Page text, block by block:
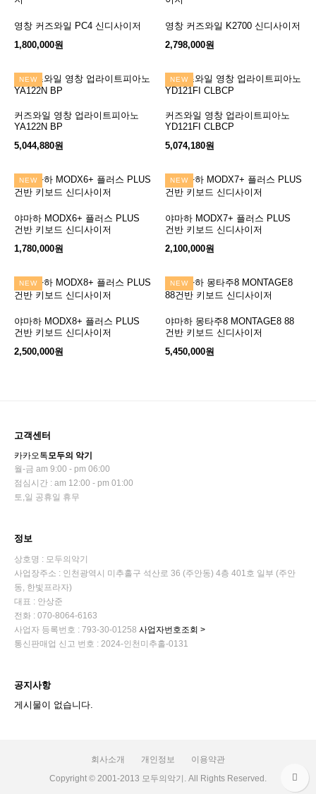
장바구니
영창 커즈와일 PC4 신디사이저
1,800,000원
장바구니
영창 커즈와일 K2700 신디사이저
2,798,000원
장바구니
NEW
커즈와일 영창 업라이트피아노
YA122N BP
5,044,880원
장바구니
NEW
커즈와일 영창 업라이트피아노
YD121FI CLBCP
5,074,180원
장바구니
NEW
야마하 MODX6+ 플러스 PLUS
건반 키보드 신디사이저
1,780,000원
장바구니
NEW
야마하 MODX7+ 플러스 PLUS
건반 키보드 신디사이저
2,100,000원
장바구니
NEW
야마하 MODX8+ 플러스 PLUS
건반 키보드 신디사이저
2,500,000원
장바구니
NEW
야마하 몽타주8 MONTAGE8 88
건반 키보드 신디사이저
5,450,000원
고객센터
카카오톡모두의 악기
월-금 am 9:00 - pm 06:00
점심시간 : am 12:00 - pm 01:00
토,일 공휴일 휴무
정보
상호명 : 모두의악기
사업장주소 : 인천광역시 미추홀구 석산로 36 (주안동) 4층 401호 일부 (주안
동, 한빛프라자)
대표 : 안상준
전화 : 070-8064-6163
사업자 등록번호 : 793-30-01258 사업자번호조회 >
통신판매업 신고 번호 : 2024-인천미추홀-0131
공지사항
게시물이 없습니다.
회사소개 개인정보
이용약관
Copyright © 2001-2013 모두의악기. All Rights Reserved.